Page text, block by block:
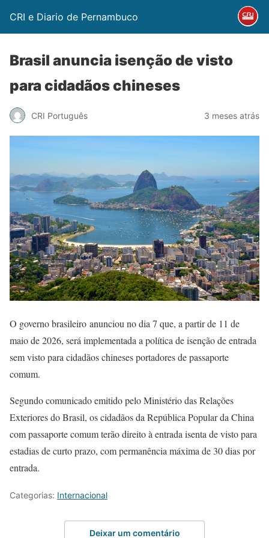
CRI e Diario de Pernambuco
Brasil anuncia isenção de visto
para cidadãos chineses
CRI Português 3 meses atrás
O governo brasileiro anunciou no dia 7 que, a partir de 11 de
maio de 2026, será implementada a política de isenção de entrada
sem visto para cidadãos chineses portadores de passaporte
comum.
Segundo comunicado emitido pelo Ministério das Relações
Exteriores do Brasil, os cidadãos da República Popular da China
com passaporte comum terão direito à entrada isenta de visto para
estadias de curto prazo, com permanência máxima de 30 dias por
entrada.
Categorias: Internacional
Deixar um comentário